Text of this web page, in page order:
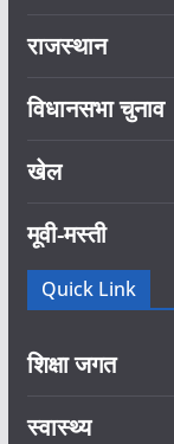
राजस्थान
विधानसभा चुनाव
खेल
मूवी-मस्ती
Quick Link
शिक्षा जगत
स्वास्थ्य